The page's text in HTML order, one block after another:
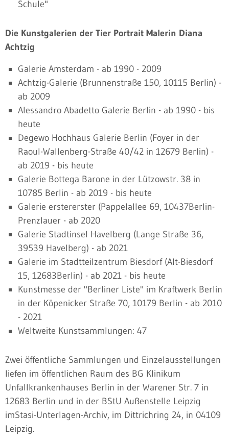
Schule"
Die Kunstgalerien der Tier Portrait Malerin Diana
Achtzig
Galerie Amsterdam - ab 1990 - 2009
Achtzig-Galerie (Brunnenstraße 150, 10115 Berlin) -
ab 2009
Alessandro Abadetto Galerie Berlin - ab 1990 - bis
heute
Degewo Hochhaus Galerie Berlin (Foyer in der
Raoul-Wallenberg-Straße 40/42 in 12679 Berlin) -
ab 2019 - bis heute
Galerie Bottega Barone in der Lützowstr. 38 in
10785 Berlin - ab 2019 - bis heute
Galerie erstererster (Pappelallee 69, 10437Berlin-
Prenzlauer - ab 2020
Galerie Stadtinsel Havelberg (Lange Straße 36,
39539 Havelberg) - ab 2021
Galerie im Stadtteilzentrum Biesdorf (Alt-Biesdorf
15, 12683Berlin) - ab 2021 - bis heute
Kunstmesse der "Berliner Liste" im Kraftwerk Berlin
in der Köpenicker Straße 70, 10179 Berlin - ab 2010
- 2021
Weltweite Kunstsammlungen: 47
Zwei öffentliche Sammlungen und Einzelausstellungen
liefen im öffentlichen Raum des BG Klinikum
Unfallkrankenhauses Berlin in der Warener Str. 7 in
12683 Berlin und in der BStU Außenstelle Leipzig
imStasi-Unterlagen-Archiv, im Dittrichring 24, in 04109
Leipzig.